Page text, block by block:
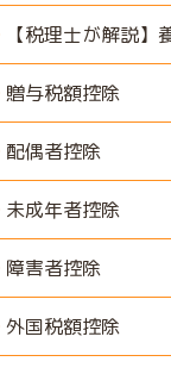
【税理士が解説
贈与税額控除
配偶者控除
未成年者控除
障害者控除
外国税額控除